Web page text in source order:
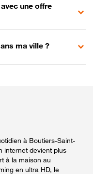
une offre
ma ville ?
à Boutiers-Saint-
internet devient plus
à la maison au
en ultra HD, le